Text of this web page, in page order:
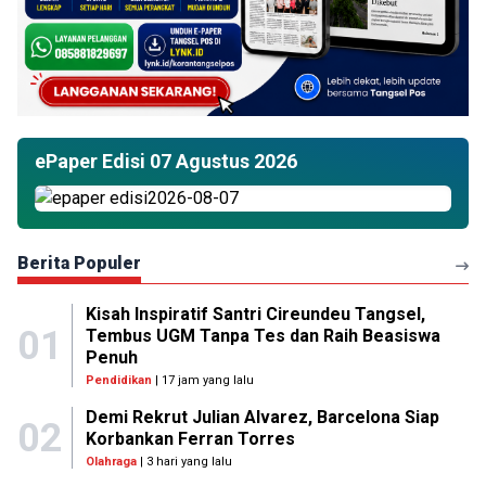
ePaper Edisi 07 Agustus 2026
Berita Populer
01
Kisah Inspiratif Santri Cireundeu Tangsel,
Tembus UGM Tanpa Tes dan Raih Beasiswa
Penuh
Pendidikan | 17 jam yang lalu
02
Demi Rekrut Julian Alvarez, Barcelona Siap
Korbankan Ferran Torres
Olahraga| 3 hari yang lalu